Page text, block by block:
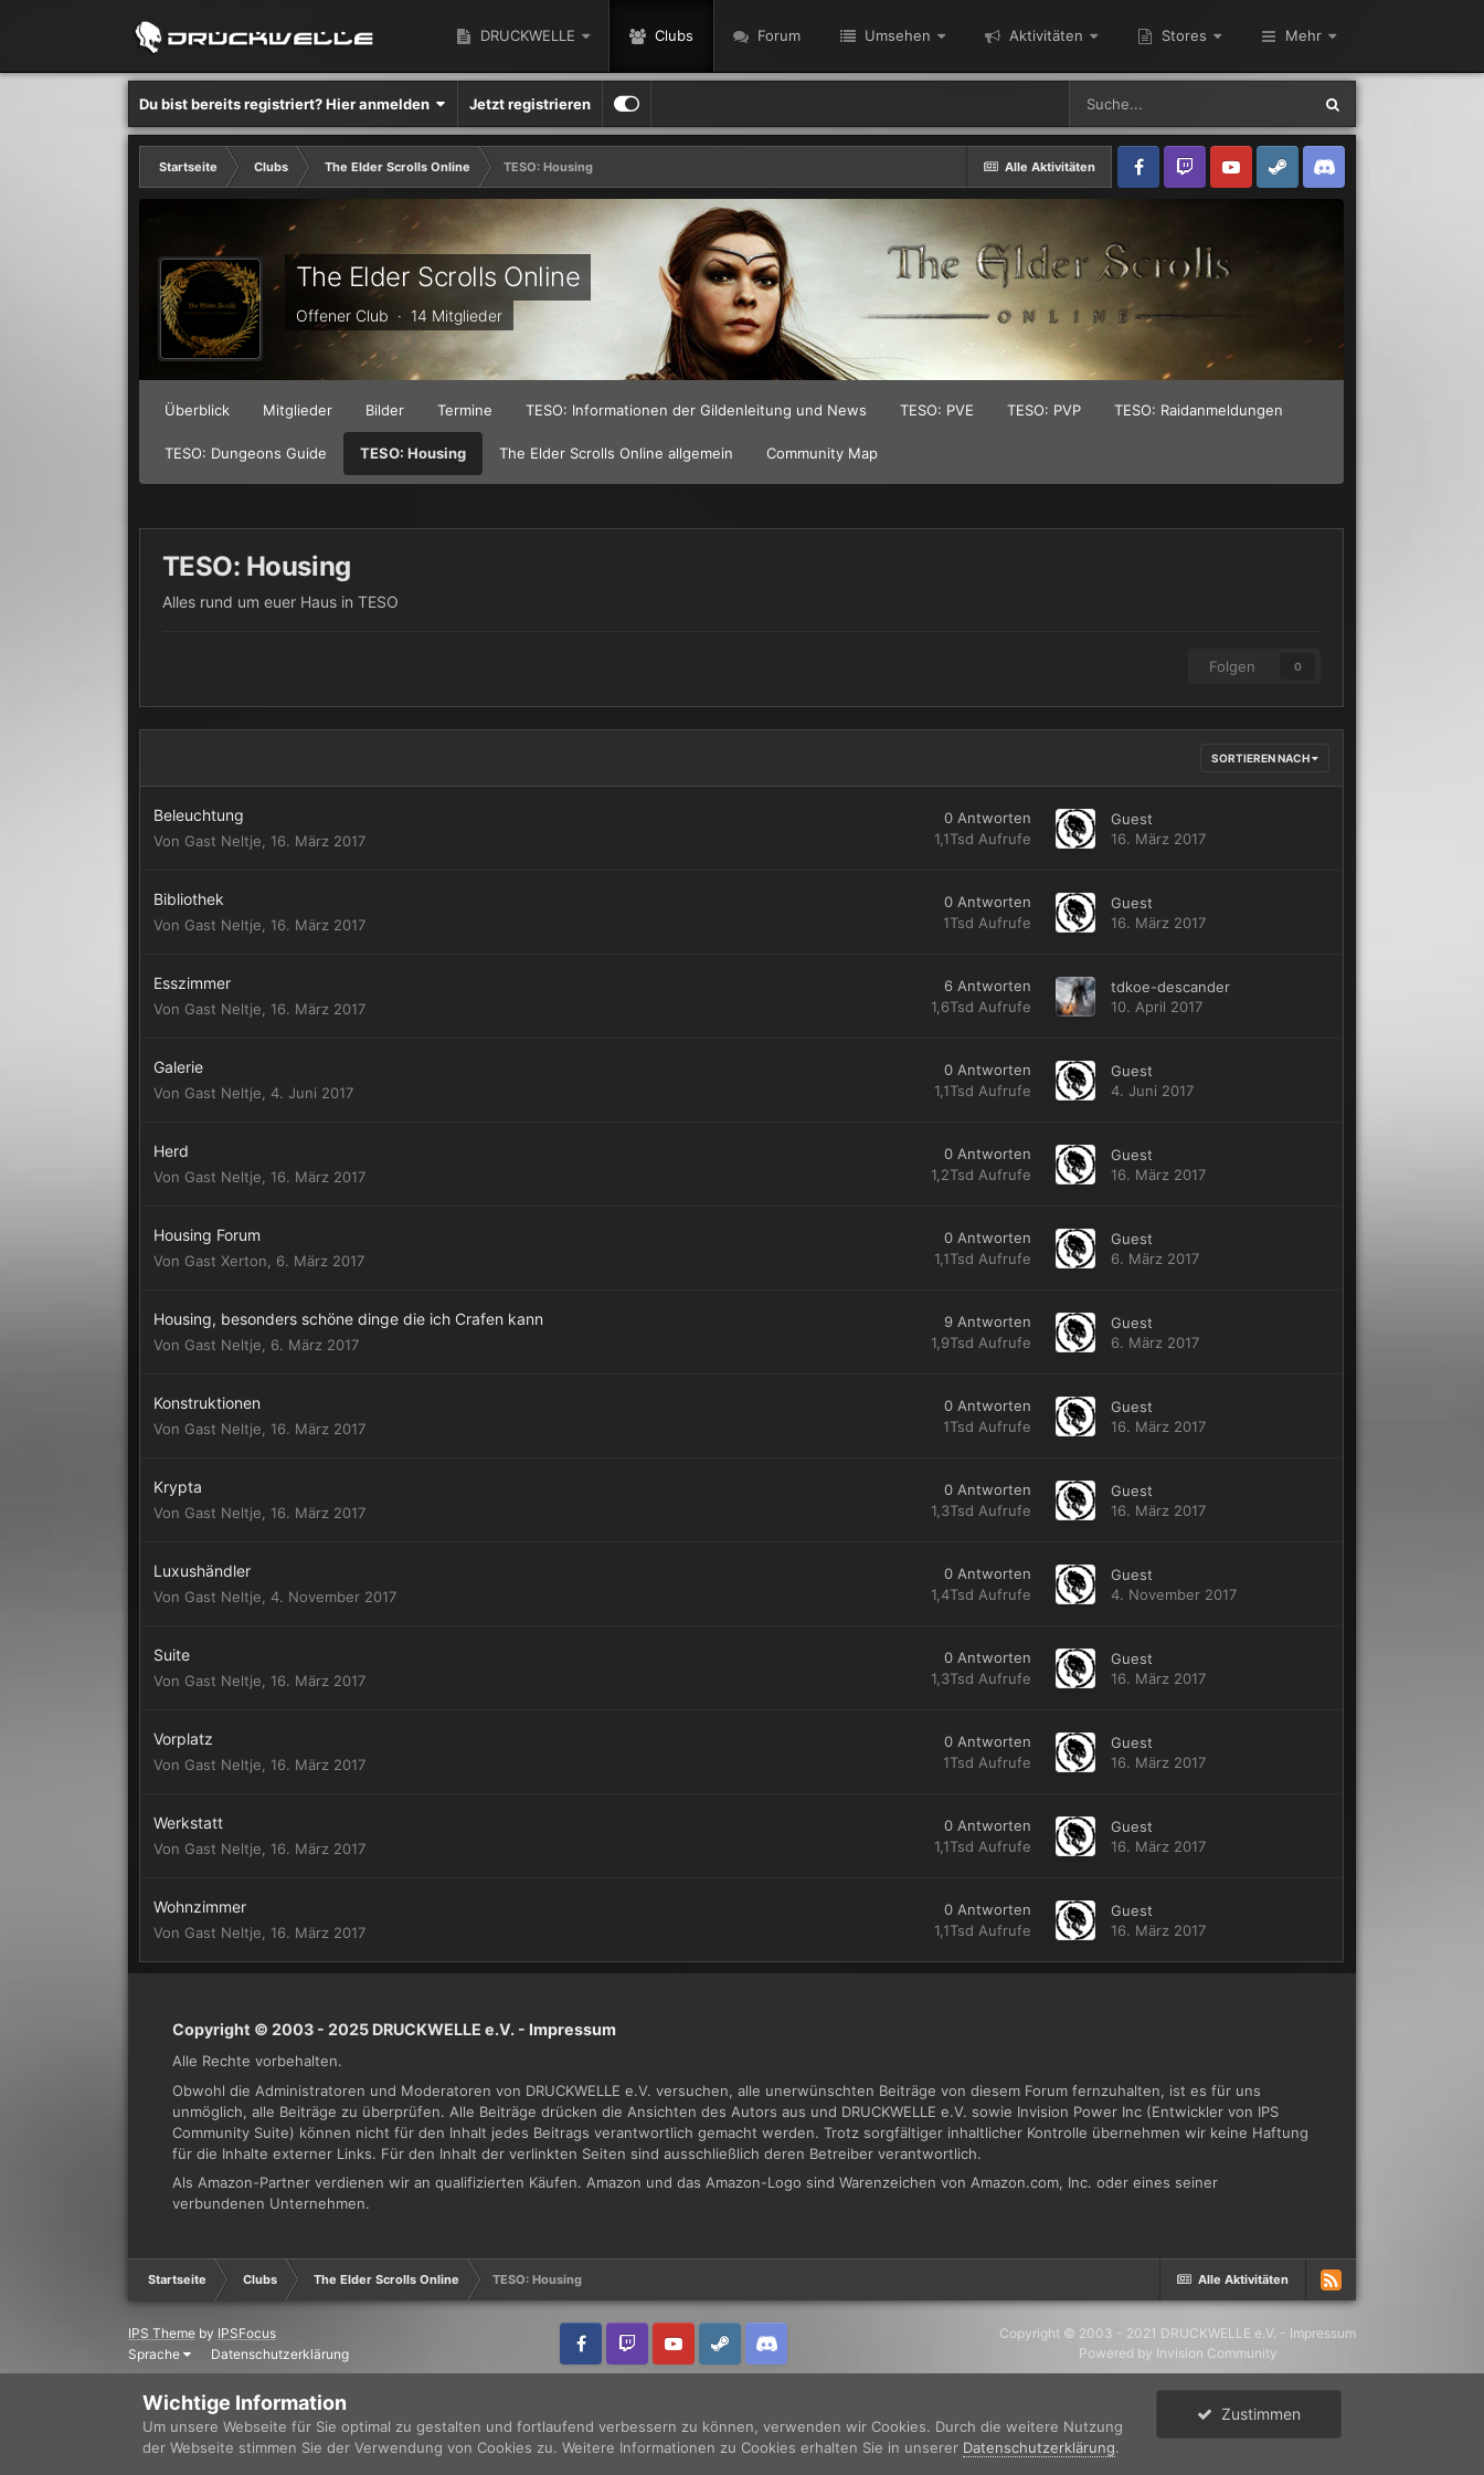
DRUCKWELLE Clubs Forum Umsehen Aktivitäten Stores Mehr
Du bist bereits registriert? Hier anmelden Jetzt registrieren
Alle Aktivitäten
Startseite Clubs The Elder Scrolls Online TESO: Housing
The Elder Scrolls Online
Offener Club · 14 Mitglieder
Überblick Mitglieder Bilder Termine TESO: Informationen der Gildenleitung und News TESO: PVE TESO: PVP TESO: Raidanmeldungen
TESO: Dungeons Guide TESO: Housing The Elder Scrolls Online allgemein Community Map
TESO: Housing
Alles rund um euer Haus in TESO
Folgen 0
SORTIEREN NACH
Beleuchtung
Von Gast Neltje, 16. März 2017
0 Antworten
1,1Tsd Aufrufe
Guest
16. März 2017
Bibliothek
Von Gast Neltje, 16. März 2017
0 Antworten
1Tsd Aufrufe
Guest
16. März 2017
Esszimmer
Von Gast Neltje, 16. März 2017
6 Antworten
1,6Tsd Aufrufe
tdkoe-descander
10. April 2017
Galerie
Von Gast Neltje, 4. Juni 2017
0 Antworten
1,1Tsd Aufrufe
Guest
4. Juni 2017
Herd
Von Gast Neltje, 16. März 2017
0 Antworten
1,2Tsd Aufrufe
Guest
16. März 2017
Housing Forum
Von Gast Xerton, 6. März 2017
0 Antworten
1,1Tsd Aufrufe
Guest
6. März 2017
Housing, besonders schöne dinge die ich Crafen kann
Von Gast Neltje, 6. März 2017
9 Antworten
1,9Tsd Aufrufe
Guest
6. März 2017
Konstruktionen
Von Gast Neltje, 16. März 2017
0 Antworten
1Tsd Aufrufe
Guest
16. März 2017
Krypta
Von Gast Neltje, 16. März 2017
0 Antworten
1,3Tsd Aufrufe
Guest
16. März 2017
Luxushändler
Von Gast Neltje, 4. November 2017
0 Antworten
1,4Tsd Aufrufe
Guest
4. November 2017
Suite
Von Gast Neltje, 16. März 2017
0 Antworten
1,3Tsd Aufrufe
Guest
16. März 2017
Vorplatz
Von Gast Neltje, 16. März 2017
0 Antworten
1Tsd Aufrufe
Guest
16. März 2017
Werkstatt
Von Gast Neltje, 16. März 2017
0 Antworten
1,1Tsd Aufrufe
Guest
16. März 2017
Wohnzimmer
Von Gast Neltje, 16. März 2017
0 Antworten
1,1Tsd Aufrufe
Guest
16. März 2017
Copyright © 2003 - 2025 DRUCKWELLE e.V. - Impressum
Alle Rechte vorbehalten.
Obwohl die Administratoren und Moderatoren von DRUCKWELLE e.V. versuchen, alle unerwünschten Beiträge von diesem Forum fernzuhalten, ist es für uns
unmöglich, alle Beiträge zu überprüfen. Alle Beiträge drücken die Ansichten des Autors aus und DRUCKWELLE e.V. sowie Invision Power Inc (Entwickler von IPS
Community Suite) können nicht für den Inhalt jedes Beitrags verantwortlich gemacht werden. Trotz sorgfältiger inhaltlicher Kontrolle übernehmen wir keine Haftung
für die Inhalte externer Links. Für den Inhalt der verlinkten Seiten sind ausschließlich deren Betreiber verantwortlich.
Als Amazon-Partner verdienen wir an qualifizierten Käufen. Amazon und das Amazon-Logo sind Warenzeichen von Amazon.com, Inc. oder eines seiner
verbundenen Unternehmen.
Alle Aktivitäten
Startseite Clubs The Elder Scrolls Online TESO: Housing
IPS Themeby IPSFocus
Sprache
Datenschutzerklärung
Copyright © 2003 - 2021 DRUCKWELLE e.V. - Impressum
Powered by Invision Community
Wichtige Information
Um unsere Webseite für Sie optimal zu gestalten und fortlaufend verbessern zu können, verwenden wir Cookies. Durch die weitere Nutzung
der Webseite stimmen Sie der Verwendung von Cookies zu. Weitere Informationen zu Cookies erhalten Sie in unserer Datenschutzerklärung.
Zustimmen